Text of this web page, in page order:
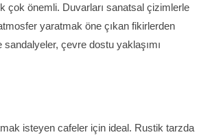
çok önemli. Duvarları sanatsal çizimlerle
yaratmak öne çıkan fikirlerden
çevre dostu yaklaşımı
isteyen cafeler için ideal. Rustik tarzda